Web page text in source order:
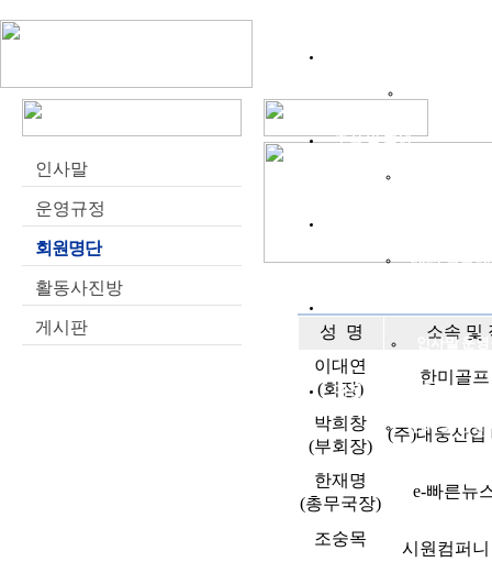
조직 및 회원
2025 실적
인사말 운
대전발전한마음회
인사말 운영
인사말
운영규정
회원명단
활동사진방
게시판 성 명
소속 및
이대연
(회장)
한미골
박희창
(부회장)
(주)대웅산업
한재명
(총무국장)
e-빠른뉴
조숭목
시원컴퍼